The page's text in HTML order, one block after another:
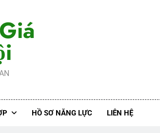
HỒ SƠ NĂNG LỰC LIÊN HỆ